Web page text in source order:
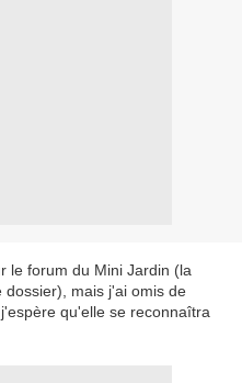
le forum du Mini Jardin (la
mais j'ai omis de
qu'elle se reconnaîtra